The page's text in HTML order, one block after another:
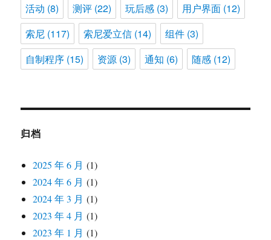
活动 (8) 测评 (22) 玩后感 (3) 用户界面 (12)
索尼 (117) 索尼爱立信 (14) 组件 (3)
自制程序 (15) 资源 (3) 通知 (6) 随感 (12)
归档
2025 年 6 月 (1)
2024 年 6 月 (1)
2024 年 3 月 (1)
2023 年 4 月 (1)
2023 年 1 月 (1)